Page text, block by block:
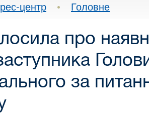
центр • Головне
про
за